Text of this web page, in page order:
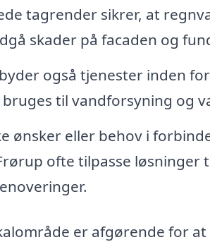
tagrender sikrer, at
skader på facaden og
også tjenester inden
til vandforsyning og
ønsker eller behov i
ofte tilpasse løsninger
er afgørende for